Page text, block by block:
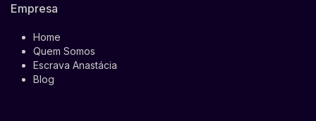
Empresa
Home
Quem Somos
Escrava Anastácia
Blog